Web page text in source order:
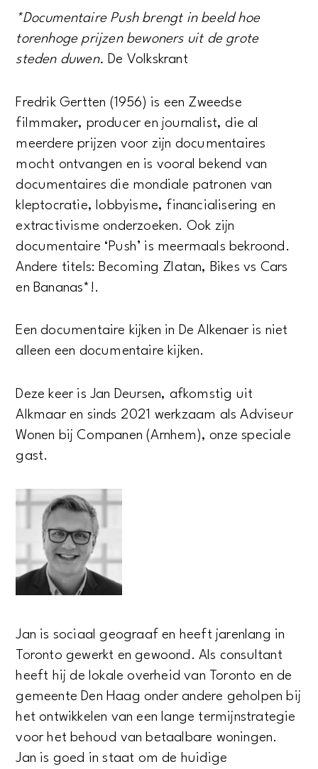
*Documentaire Push brengt in beeld hoe
torenhoge prijzen bewoners uit de grote
steden duwen. De Volkskrant
Fredrik Gertten (1956) is een Zweedse
filmmaker, producer en journalist, die al
meerdere prijzen voor zijn documentaires
mocht ontvangen en is vooral bekend van
documentaires die mondiale patronen van
kleptocratie, lobbyisme, financialisering en
extractivisme onderzoeken. Ook zijn
documentaire ‘Push’ is meermaals bekroond.
Andere titels: Becoming Zlatan, Bikes vs Cars
en Bananas*!.
Een documentaire kijken in De Alkenaer is niet
alleen een documentaire kijken.
Deze keer is Jan Deursen, afkomstig uit
Alkmaar en sinds 2021 werkzaam als Adviseur
Wonen bij Companen (Arnhem), onze speciale
gast.
Jan is sociaal geograaf en heeft jarenlang in
Toronto gewerkt en gewoond. Als consultant
heeft hij de lokale overheid van Toronto en de
gemeente Den Haag onder andere geholpen bij
het ontwikkelen van een lange termijnstrategie
voor het behoud van betaalbare woningen.
Jan is goed in staat om de huidige